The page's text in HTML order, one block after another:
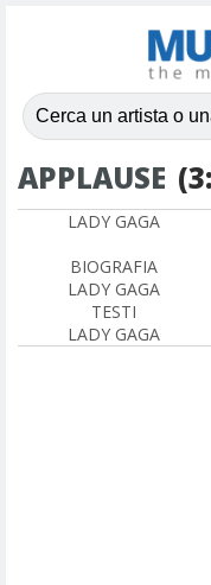
APPLAUSE
LADY GAGA
BIOGRAFIA
LADY GAGA
TESTI
LADY GAGA